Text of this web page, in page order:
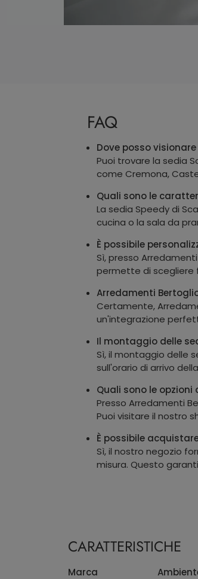
FAQ
Dove posso
Puoi trovare la sedia
come Cremona,
Quali sono le
La sedia Speedy di
cucina o la sala da
È possibile
Sì, presso
permette di scegliere
Arredamenti
Certamente,
un'integrazione
Il montaggio delle
Sì, il montaggio delle
sull'orario di arrivo
Quali sono le
Presso Arredamenti
Puoi visitare il nostro
È possibile
Sì, il nostro negozio
misura. Questo
CARATTERISTICHE
Marca